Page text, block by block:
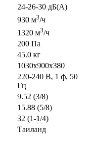
24-26-30 дБ(А)
930 м3/ч
1320 м3/ч
200 Па
45.0 кг
1030x900x380
220-240 В, 1 ф, 50
Гц
9.52 (3/8)
15.88 (5/8)
32 (1-1/4)
Таиланд